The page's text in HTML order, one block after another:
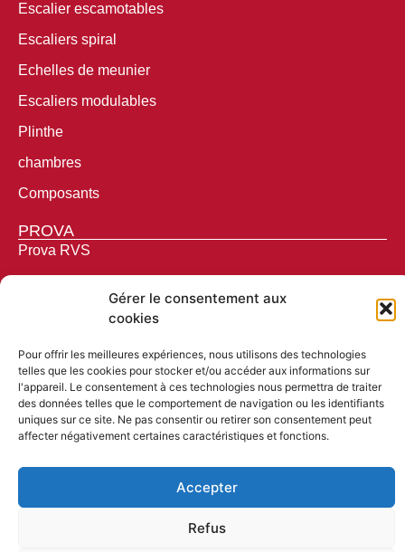
Gérer le consentement aux
cookies
Pour offrir les meilleures expériences, nous utilisons des technologies
telles que les cookies pour stocker et/ou accéder aux informations sur
l'appareil. Le consentement à ces technologies nous permettra de traiter
des données telles que le comportement de navigation ou les identifiants
uniques sur ce site. Ne pas consentir ou retirer son consentement peut
affecter négativement certaines caractéristiques et fonctions.
Accepter
Refus
Escalier escamotables
Escaliers spiral
Echelles de meunier
Escaliers modulables
Plinthe
chambres
Composants
PROVA
Prova RVS
Prova Antraciet
ARTICLES PUBLICITAIRES
Des crayons
Règles pliantes
POLITIQUE DE CONFIDENTIALITÉ